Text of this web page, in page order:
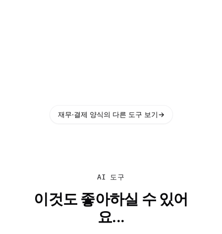
재무·결제 양식의 다른 도구 보기→
AI 도구
이것도 좋아하실 수 있어
요...